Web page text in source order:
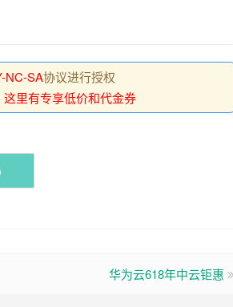
NC-SA协议进行授权
里有专享低价和代金券
华为云618年中云钜惠